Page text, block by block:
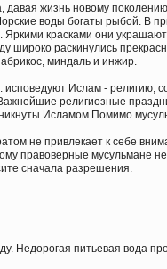
давая жизнь новому
воды богаты рыбой. В
Яркими красками они
широко раскинулись
миндаль и инжир.
исповедуют Ислам -
религиозные
Исламом.Помимо
не привлекает к себе
правоверные мусульмане
сначала разрешения.
Недорогая питьевая вода